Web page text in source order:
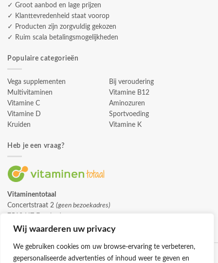
Wij waarderen uw privacy
We gebruiken cookies om uw browse-ervaring te verbeteren,
gepersonaliseerde advertenties of inhoud weer te geven en
✓ Groot aanbod en lage prijzen
✓ Klanttevredenheid staat voorop
✓ Producten zijn zorgvuldig gekozen
✓ Ruim scala betalingsmogelijkheden
Populaire categorieën
Vega supplementen
Multivitaminen
Vitamine C
Vitamine D
Kruiden
Bij veroudering
Vitamine B12
Aminozuren
Sportvoeding
Vitamine K
Heb je een vraag?
Vitaminentotaal
Concertstraat 2 (geen bezoekadres)
info@vitaminentotaal.nl